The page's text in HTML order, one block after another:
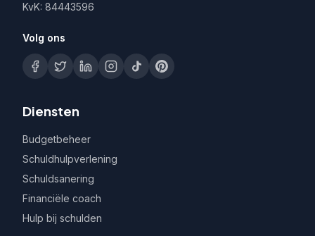
KvK: 84443596
Volg ons
Diensten
Budgetbeheer
Schuldhulpverlening
Schuldsanering
Financiële coach
Hulp bij schulden